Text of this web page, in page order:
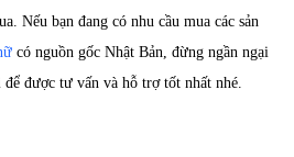
Nếu bạn đang có nhu cầu mua các sản
có nguồn gốc Nhật Bản, đừng ngần ngại
được tư vấn và hỗ trợ tốt nhất nhé.